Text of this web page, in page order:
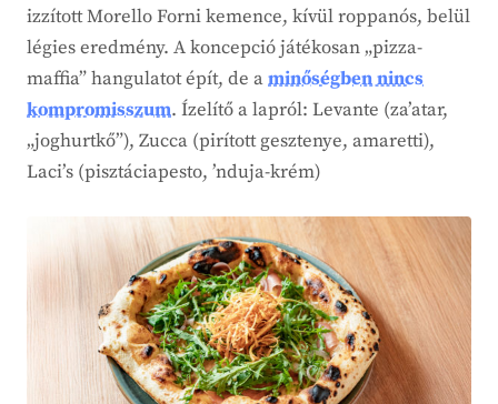
izzított Morello Forni kemence, kívül roppanós, belül
légies eredmény. A koncepció játékosan „pizza-
maffia” hangulatot épít, de aminőségben nincs
kompromisszum. Ízelítő a lapról: Levante (za’atar,
„joghurtkő”), Zucca (pirított gesztenye, amaretti),
Laci’s (pisztáciapesto, ’nduja-krém)